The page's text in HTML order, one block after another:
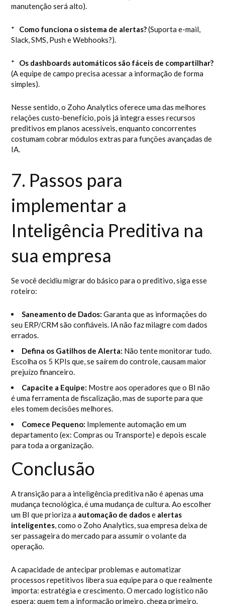
manutenção será alto).
* Como funciona o sistema de alertas?(Suporta e-mail,
Slack, SMS, Push e Webhooks?).
* Os dashboards automáticos são fáceis de compartilhar?
(A equipe de campo precisa acessar a informação de forma
simples).
Nesse sentido, o Zoho Analytics oferece uma das melhores
relações custo-benefício, pois já integra esses recursos
preditivos em planos acessíveis, enquanto concorrentes
costumam cobrar módulos extras para funções avançadas de
IA.
7. Passos para
implementar a
Inteligência Preditiva na
sua empresa
Se você decidiu migrar do básico para o preditivo, siga esse
roteiro:
Saneamento de Dados: Garanta que as informações do
seu ERP/CRM são confiáveis. IA não faz milagre com dados
errados.
Defina os Gatilhos de Alerta: Não tente monitorar tudo.
Escolha os 5 KPIs que, se saírem do controle, causam maior
prejuízo financeiro.
Capacite a Equipe: Mostre aos operadores que o BI não
é uma ferramenta de fiscalização, mas de suporte para que
eles tomem decisões melhores.
Comece Pequeno: Implemente automação em um
departamento (ex: Compras ou Transporte) e depois escale
para toda a organização.
Conclusão
A transição para a inteligência preditiva não é apenas uma
mudança tecnológica, é uma mudança de cultura. Ao escolher
um BI que prioriza a automação de dadose alertas
inteligentes, como o Zoho Analytics, sua empresa deixa de
ser passageira do mercado para assumir o volante da
operação.
A capacidade de antecipar problemas e automatizar
processos repetitivos libera sua equipe para o que realmente
importa: estratégia e crescimento. O mercado logístico não
espera; quem tem a informação primeiro, chega primeiro.